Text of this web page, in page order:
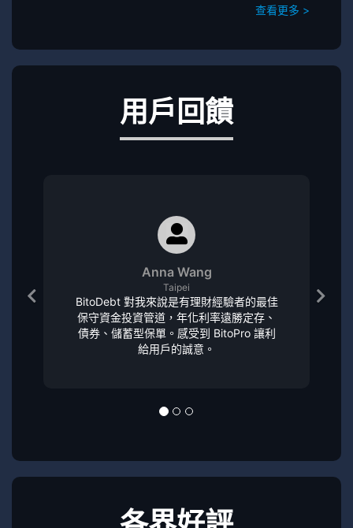
查看更多 >
用戶回饋
Anna Wang
Taipei
BitoDebt 對我來說是有理財經驗者的最佳
保守資金投資管道，年化利率遠勝定存、
債券、儲蓄型保單。感受到 BitoPro 讓利
給用戶的誠意。